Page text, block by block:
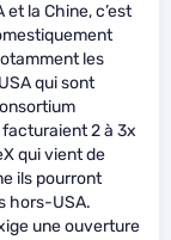
la Chine, c’est
les
qui sont
2 à 3x
qui vient de
ils pourront
hors-USA.
une ouverture